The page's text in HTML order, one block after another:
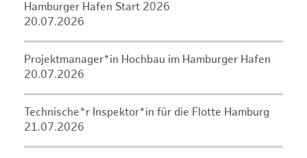
Hamburger Hafen Start 2026
20.07.2026
Projektmanager*in Hochbau im Hamburger Hafen
20.07.2026
Technische*r Inspektor*in für die Flotte Hamburg
21.07.2026